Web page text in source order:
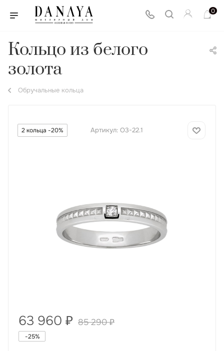
0
Кольцо из белого
золота
Обручальные кольца
2 кольца -20% Артикул: О3-22.1
63 960 ₽ 85 290₽
-25%